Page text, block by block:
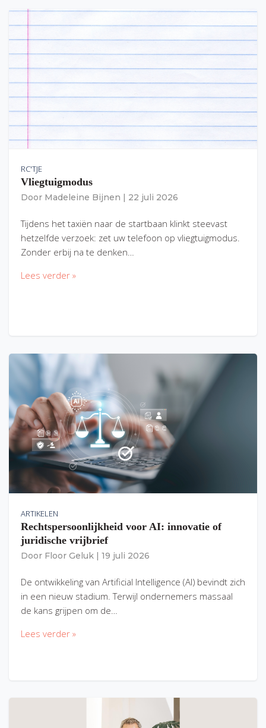
RC'TJE
Vliegtuigmodus
Door Madeleine Bijnen 22 juli 2026
Tijdens het taxiën naar de startbaan klinkt steevast
hetzelfde verzoek: zet uw telefoon op vliegtuigmodus.
Zonder erbij na te denken…
Lees verder »
ARTIKELEN
Rechtspersoonlijkheid voor AI: innovatie of
juridische vrijbrief
Door Floor Geluk 19 juli 2026
De ontwikkeling van Artificial Intelligence (AI) bevindt zich
in een nieuw stadium. Terwijl ondernemers massaal
de kans grijpen om de…
Lees verder »